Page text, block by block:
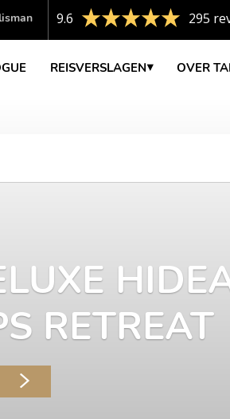
9.6 295
REISVERSLAGEN OVER
RETREAT